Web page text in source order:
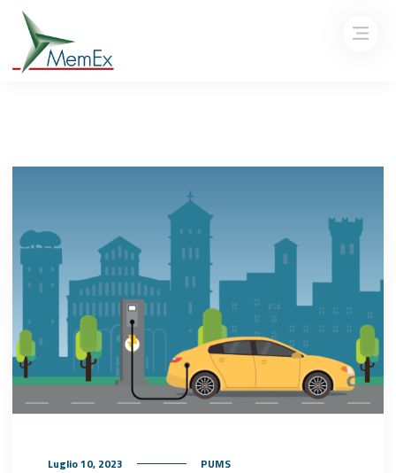
Luglio 10, 2023 PUMS